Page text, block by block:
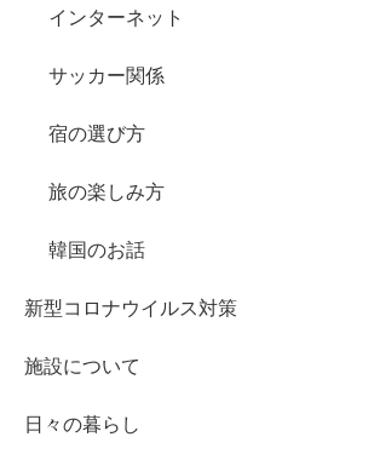
インターネット
サッカー関係
宿の選び方
旅の楽しみ方
韓国のお話
新型コロナウイルス対策
施設について
日々の暮らし